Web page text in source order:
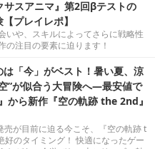
スアニマ』第2回βテストの
プレイレポ】
いや、スキルによってさらに戦略性
の注目の要素に迫ります！
は「今」がベスト！暑い夏、涼
”が似合う大冒険へ―最安値で
から新作『空の軌跡 the 2nd』
売が目前に迫る今こそ、『空の軌跡 t
好のタイミング！ 快適になったゲー